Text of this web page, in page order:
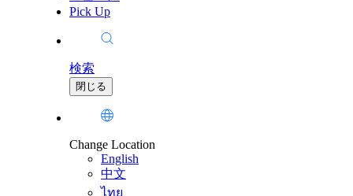
Pick Up
検索
閉じる
Change Location
English
中文
ไทย